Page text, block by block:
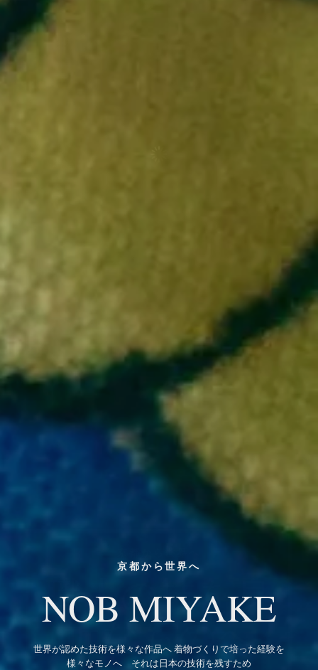
京都から世界へ
NOB MIYAKE
世界が認めた技術を様々な作品へ 着物づくりで培った経験を
様々なモノへ それは日本の技術を残すため